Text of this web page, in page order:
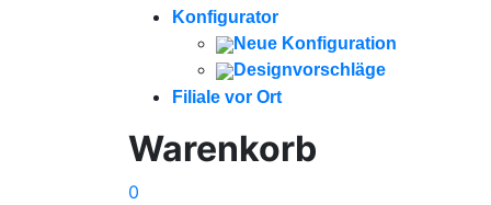
Konfigurator
Neue Konfiguration
Designvorschläge
Filiale vor Ort
Warenkorb
0